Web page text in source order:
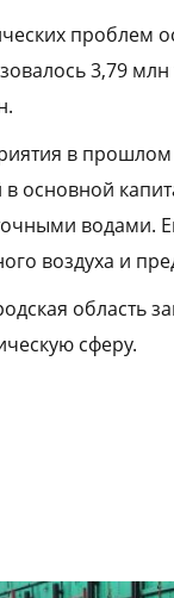
проблем
3,79
в прошлом
основной
водами.
воздуха и
область
сферу.